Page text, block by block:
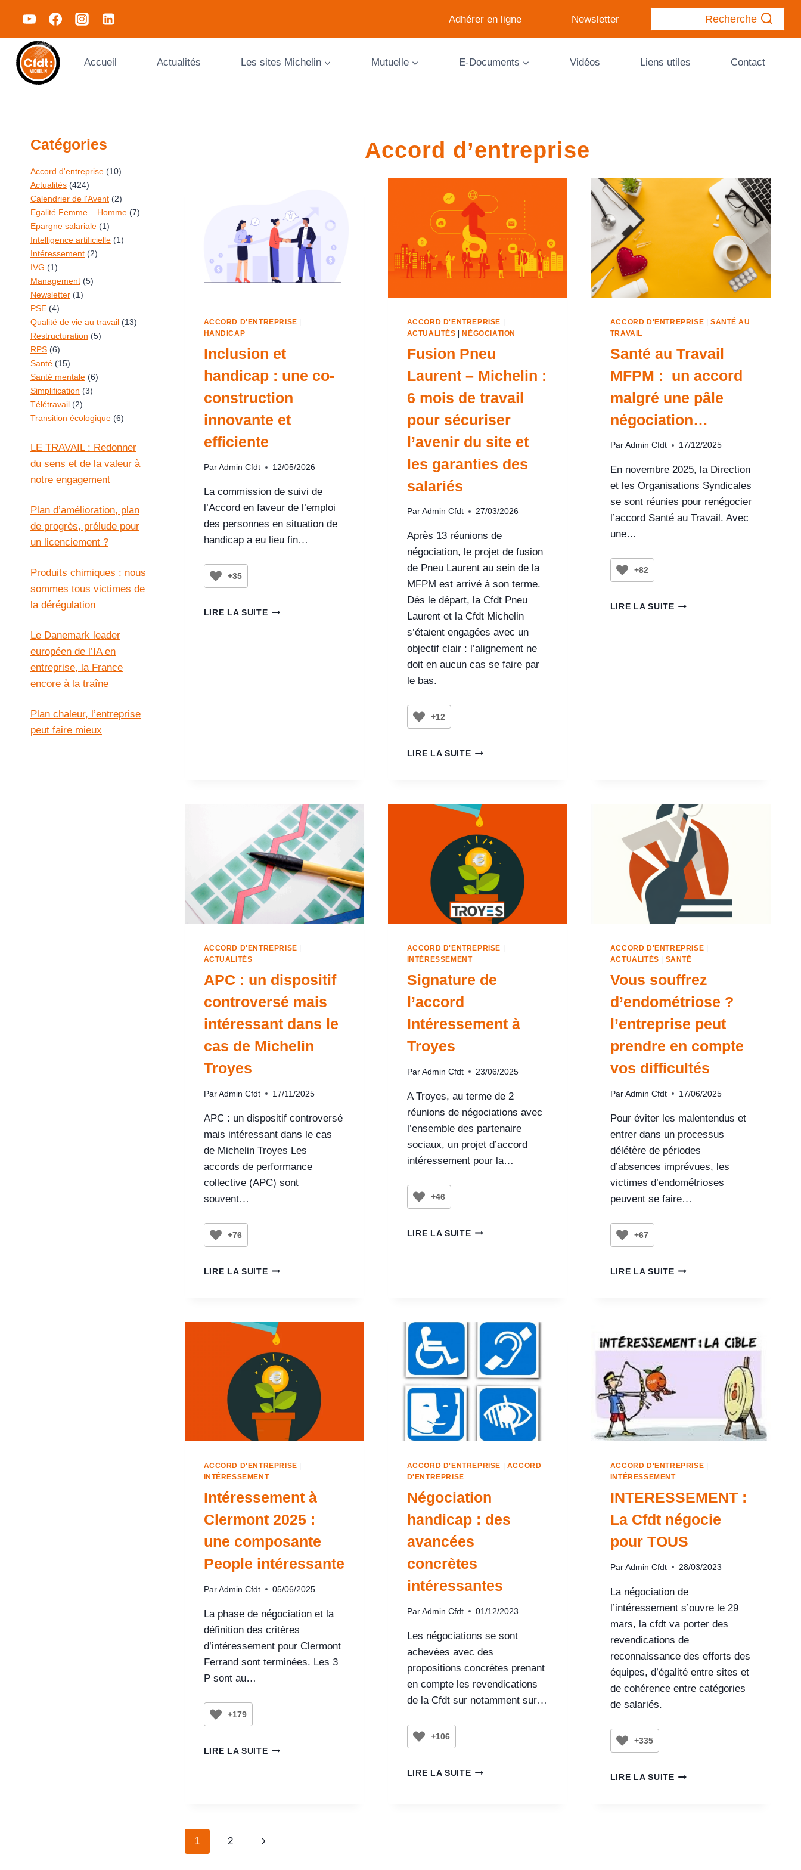
Adhérer en ligne Newsletter Recherche
Accueil Actualités Les sites Michelin Mutuelle E-Documents Vidéos Liens utiles Contact
Accord d’entreprise
ACCORD D'ENTREPRISE |
HANDICAP
Inclusion et
handicap : une co-
construction
innovante et
efficiente
Par Admin Cfdt 12/05/2026
La commission de suivi de
l’Accord en faveur de l’emploi
des personnes en situation de
handicap a eu lieu fin…
+35
LIRE LA SUITE
ACCORD D'ENTREPRISE |
ACTUALITÉS |NÉGOCIATION
Fusion Pneu
Laurent – Michelin :
6 mois de travail
pour sécuriser
l’avenir du site et
les garanties des
salariés
Par Admin Cfdt 27/03/2026
Après 13 réunions de
négociation, le projet de fusion
de Pneu Laurent au sein de la
MFPM est arrivé à son terme.
Dès le départ, la Cfdt Pneu
Laurent et la Cfdt Michelin
s’étaient engagées avec un
objectif clair : l’alignement ne
doit en aucun cas se faire par
le bas.
+12
LIRE LA SUITE
ACCORD D'ENTREPRISE | SANTÉ AU
TRAVAIL
Santé au Travail
MFPM : un accord
malgré une pâle
négociation…
Par Admin Cfdt 17/12/2025
En novembre 2025, la Direction
et les Organisations Syndicales
se sont réunies pour renégocier
l’accord Santé au Travail. Avec
une…
+82
LIRE LA SUITE
ACCORD D'ENTREPRISE
ACTUALITÉS
APC : un dispositif
controversé mais
intéressant dans le
cas de Michelin
Troyes
Par Admin Cfdt 17/11/2025
APC : un dispositif controversé
mais intéressant dans le cas
de Michelin Troyes Les
accords de performance
collective (APC) sont
souvent…
+76
LIRE LA SUITE
ACCORD D'ENTREPRISE
INTÉRESSEMENT
Signature de
l’accord
Intéressement à
Troyes
Par Admin Cfdt 23/06/2025
A Troyes, au terme de 2
réunions de négociations avec
l’ensemble des partenaire
sociaux, un projet d’accord
intéressement pour la…
+46
LIRE LA SUITE
ACCORD D'ENTREPRISE
ACTUALITÉS
SANTÉ
Vous souffrez
d’endométriose ?
l’entreprise peut
prendre en compte
vos difficultés
Par Admin Cfdt 17/06/2025
Pour éviter les malentendus et
entrer dans un processus
délétère de périodes
d’absences imprévues, les
victimes d’endométrioses
peuvent se faire…
+67
LIRE LA SUITE
ACCORD D'ENTREPRISE
INTÉRESSEMENT
Intéressement à
Clermont 2025 :
une composante
People intéressante
Par Admin Cfdt 05/06/2025
La phase de négociation et la
définition des critères
d’intéressement pour Clermont
Ferrand sont terminées. Les 3
P sont au…
+179
LIRE LA SUITE
ACCORD D'ENTREPRISE
ACCORD
D'ENTREPRISE
Négociation
handicap : des
avancées
concrètes
intéressantes
Par Admin Cfdt 01/12/2023
Les négociations se sont
achevées avec des
propositions concrètes prenant
en compte les revendications
de la Cfdt sur notamment sur…
+106
LIRE LA SUITE
ACCORD D'ENTREPRISE
INTÉRESSEMENT
INTERESSEMENT :
La Cfdt négocie
pour TOUS
Par Admin Cfdt 28/03/2023
La négociation de
l’intéressement s’ouvre le 29
mars, la cfdt va porter des
revendications de
reconnaissance des efforts des
équipes, d’égalité entre sites et
de cohérence entre catégories
de salariés.
+335
LIRE LA SUITE
1 2
Catégories
Accord d'entreprise (10)
Actualités (424)
Calendrier de l'Avent (2)
Egalité Femme – Homme (7)
Epargne salariale (1)
Intelligence artificielle (1)
Intéressement (2)
IVG (1)
Management (5)
Newsletter (1)
PSE (4)
Qualité de vie au travail (13)
Restructuration (5)
RPS (6)
Santé (15)
Santé mentale (6)
Simplification (3)
Télétravail (2)
Transition écologique (6)
LE TRAVAIL : Redonner
du sens et de la valeur à
notre engagement
Plan d’amélioration, plan
de progrès, prélude pour
un licenciement ?
Produits chimiques : nous
sommes tous victimes de
la dérégulation
Le Danemark leader
européen de l’IA en
entreprise, la France
encore à la traîne
Plan chaleur, l’entreprise
peut faire mieux